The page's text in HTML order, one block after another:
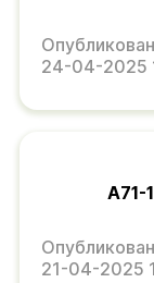
24-04-2025
А71-
21-04-2025